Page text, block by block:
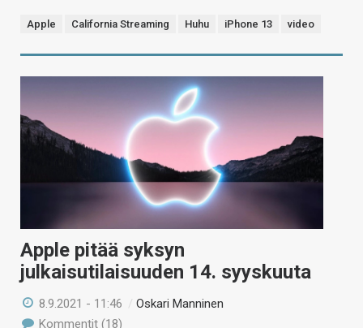
Apple California Streaming Huhu iPhone 13 video
Apple pitää syksyn
julkaisutilaisuuden 14. syyskuuta
8.9.2021 - 11:46 /Oskari Manninen
Kommentit (18)